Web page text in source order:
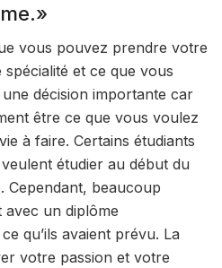
vous pouvez prendre votre
et ce que vous
décision importante car
être ce que vous voulez
à faire. Certains étudiants
étudier au début du
Cependant, beaucoup
avec un diplôme
qu’ils avaient prévu. La
votre passion et votre